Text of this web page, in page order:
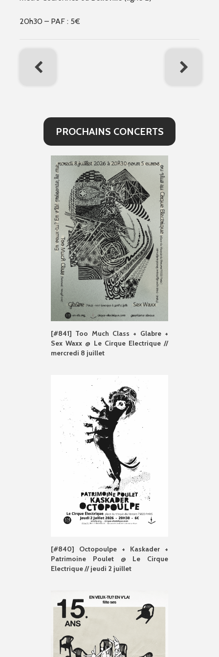
20h30 – PAF : 5€
PROCHAINS CONCERTS
[#841] Too Much Class + Glabre +
Sex Waxx @ Le Cirque Electrique //
mercredi 8 juillet
[#840] Octopoulpe + Kaskader +
Patrimoine Poulet @ Le Cirque
Electrique // jeudi 2 juillet